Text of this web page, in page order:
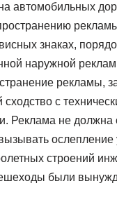
автомобильных
знаках,
наружной
рекламы,
с
не должна
строений
были